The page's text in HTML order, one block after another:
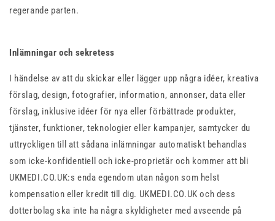
regerande parten.
Inlämningar och sekretess
I händelse av att du skickar eller lägger upp några idéer, kreativa
förslag, design, fotografier, information, annonser, data eller
förslag, inklusive idéer för nya eller förbättrade produkter,
tjänster, funktioner, teknologier eller kampanjer, samtycker du
uttryckligen till att sådana inlämningar automatiskt behandlas
som icke-konfidentiell och icke-proprietär och kommer att bli
UKMEDI.CO.UK:s enda egendom utan någon som helst
kompensation eller kredit till dig. UKMEDI.CO.UK och dess
dotterbolag ska inte ha några skyldigheter med avseende på